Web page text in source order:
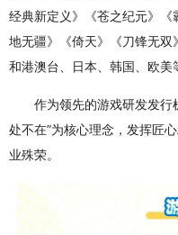
经典新定义》《苍之纪元》
地无疆》《倚天》《刀锋无
和港澳台、日本、韩国、欧美
作为领先的游戏研发发行
处不在”为核心理念，发挥匠
业殊荣。